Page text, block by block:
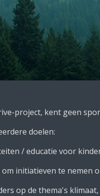
project, kent geen
doelen:
/ educatie voor
initiatieven te nemen
op de thema's klimaat,